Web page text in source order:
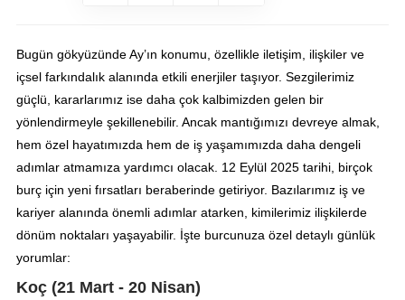
Bugün gökyüzünde Ay’ın konumu, özellikle iletişim, ilişkiler ve
içsel farkındalık alanında etkili enerjiler taşıyor. Sezgilerimiz
güçlü, kararlarımız ise daha çok kalbimizden gelen bir
yönlendirmeyle şekillenebilir. Ancak mantığımızı devreye almak,
hem özel hayatımızda hem de iş yaşamımızda daha dengeli
adımlar atmamıza yardımcı olacak. 12 Eylül 2025 tarihi, birçok
burç için yeni fırsatları beraberinde getiriyor. Bazılarımız iş ve
kariyer alanında önemli adımlar atarken, kimilerimiz ilişkilerde
dönüm noktaları yaşayabilir. İşte burcunuza özel detaylı günlük
yorumlar:
Koç (21 Mart - 20 Nisan)